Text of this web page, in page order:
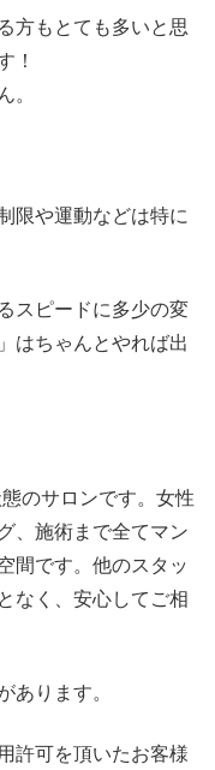
方もとても多いと思
！
。
限や運動などは特に
スピードに多少の変
はちゃんとやれば出
のサロンです。女性
、施術まで全てマン
間です。他のスタッ
なく、安心してご相
あります。
許可を頂いたお客様